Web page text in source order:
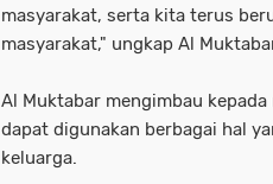
masyarakat, serta kita terus
masyarakat," ungkap Al
Al Muktabar mengimbau
dapat digunakan berbagai hal
keluarga.